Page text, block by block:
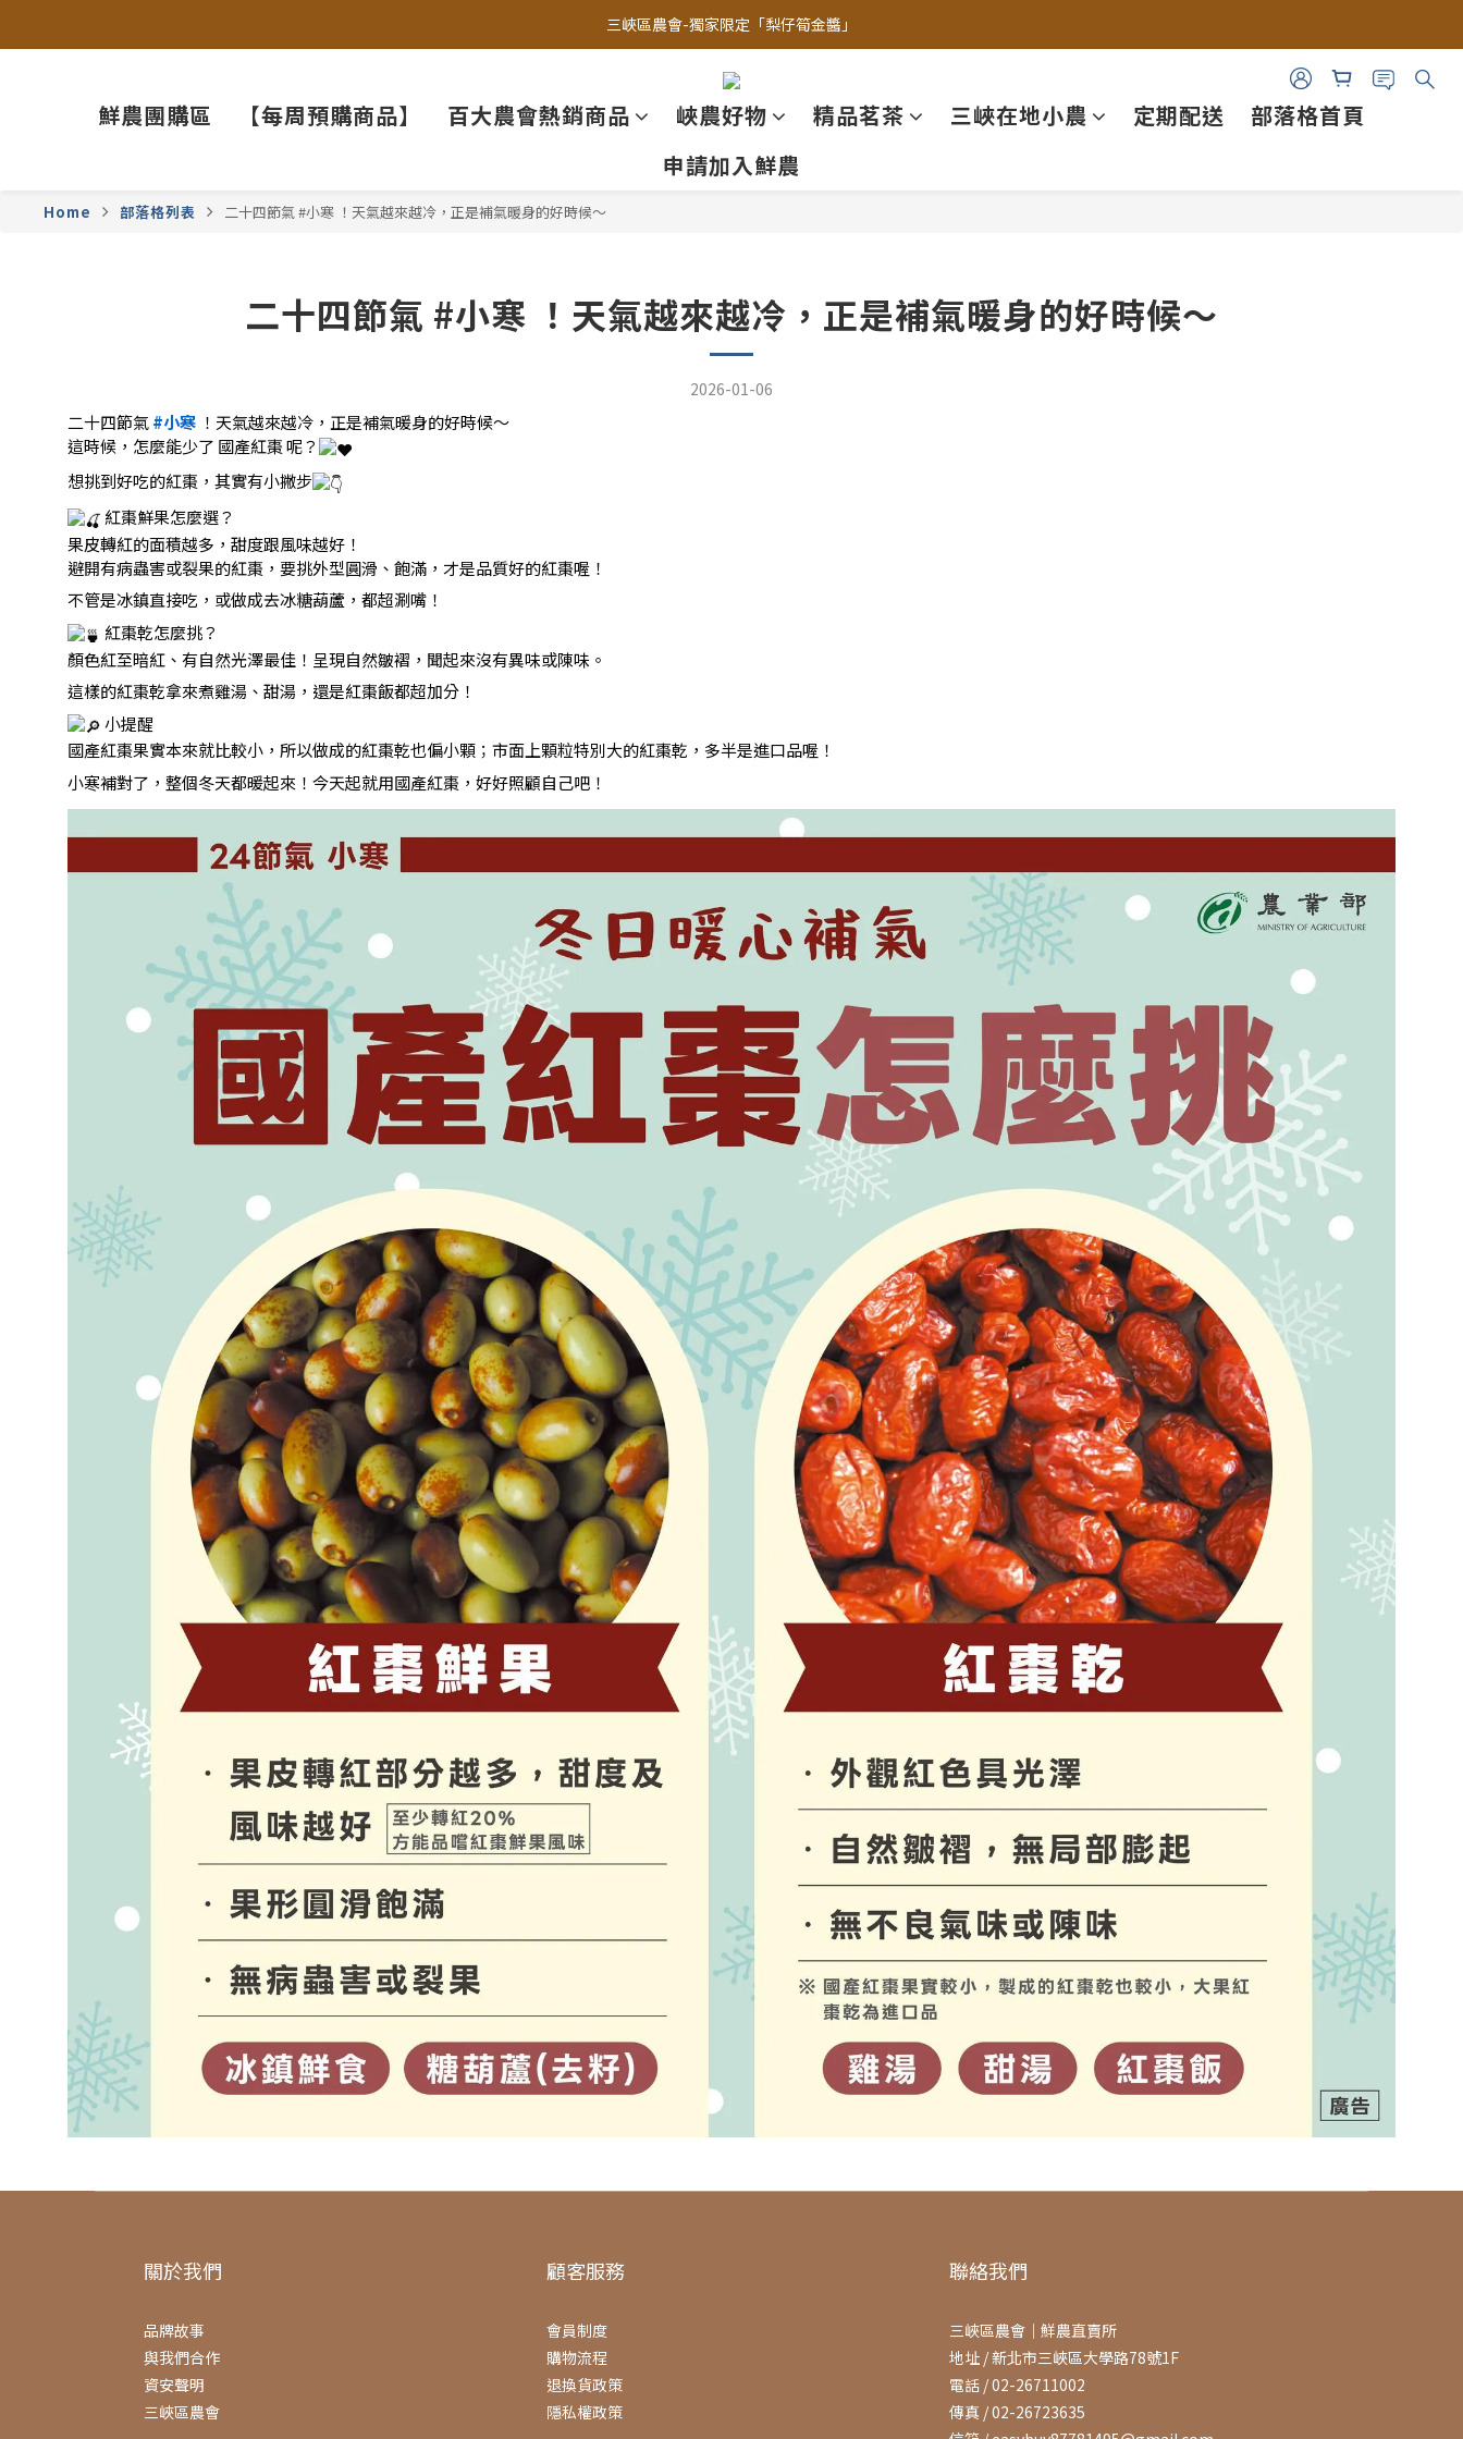
三峽區農會-獨家限定「梨仔筍金醬」
三峽區農會-獨家限定「梨仔筍金醬」
LINE群組-團購第一線
LINE官方客服
三峽區農會-獨家限定「梨仔筍金醬」
鮮農團購區 【每周預購商品】 百大農會熱銷商品 峽農好物 精品茗茶 三峽在地小農 定期配送
部落格首頁
申請加入鮮農
Home 部落格列表 二十四節氣 #小寒 ！天氣越來越冷，正是補氣暖身的好時候～
二十四節氣 #小寒 ！天氣越來越冷，正是補氣暖身的好時候～
2026-01-06
二十四節氣#小寒 ！天氣越來越冷，正是補氣暖身的好時候～
這時候，怎麼能少了 國產紅棗 呢？
想挑到好吃的紅棗，其實有小撇步
紅棗鮮果怎麼選？
果皮轉紅的面積越多，甜度跟風味越好！
避開有病蟲害或裂果的紅棗，要挑外型圓滑、飽滿，才是品質好的紅棗喔！
不管是冰鎮直接吃，或做成去冰糖葫蘆，都超涮嘴！
紅棗乾怎麼挑？
顏色紅至暗紅、有自然光澤最佳！呈現自然皺褶，聞起來沒有異味或陳味。
這樣的紅棗乾拿來煮雞湯、甜湯，還是紅棗飯都超加分！
小提醒
國產紅棗果實本來就比較小，所以做成的紅棗乾也偏小顆；市面上顆粒特別大的紅棗乾，多半是進口品喔！
小寒補對了，整個冬天都暖起來！今天起就用國產紅棗，好好照顧自己吧！
關於我們
品牌故事
與我們合作
資安聲明
三峽區農會
顧客服務
會員制度
購物流程
退換貨政策
隱私權政策
聯絡我們
三峽區農會｜鮮農直賣所
地址 / 新北市三峽區大學路78號1F
電話 / 02-26711002
傳真 / 02-26723635